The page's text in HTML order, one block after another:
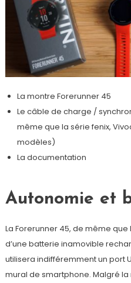
La montre Forerunner 45
Le câble de charge /
même que la série fenix,
modèles)
La documentation
Autonomie et
La Forerunner 45, de même
d’une batterie inamovible
utilisera indifféremment un port
mural de smartphone. Malgré la